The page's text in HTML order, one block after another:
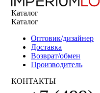
Каталог
Каталог
Оптовик/дизайнер
Доставка
Возврат/обмен
Производитель
КОНТАКТЫ